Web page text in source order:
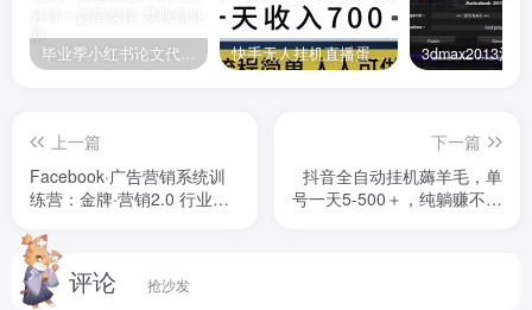
毕业季小红书论文代润色项目，本科1500，专科1200，高客单GPT4.0-20分钟一篇带实操 快手无人挂机直播蛋仔游戏，一天收入700+流程简单人人可做（送10G素材）
上一篇
Facebook·广告营销系统训
练营：金牌·营销2.0 行业最
下一篇
抖音全自动挂机薅羊毛，单
号一天5-500＋，纯躺赚不用
评论 抢沙发